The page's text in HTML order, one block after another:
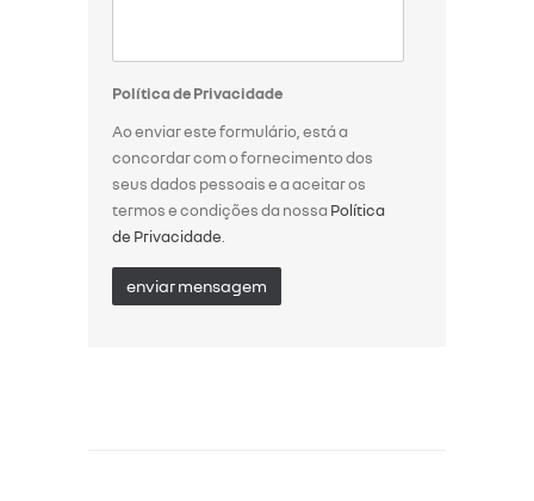
Política de Privacidade
Ao enviar este formulário, está a
concordar com o fornecimento dos
seus dados pessoais e a aceitar os
termos e condições da nossa Política
de Privacidade